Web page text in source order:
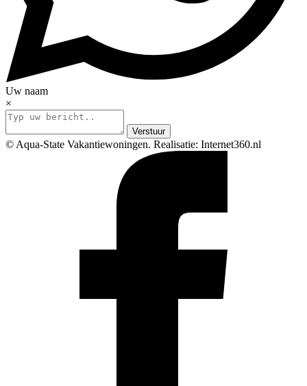
Uw naam
×
Verstuur
© Aqua-State Vakantiewoningen. Realisatie: Internet360.nl